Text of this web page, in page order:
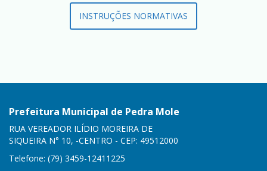
INSTRUÇÕES NORMATIVAS
Prefeitura Municipal de Pedra Mole
RUA VEREADOR ILÍDIO MOREIRA DE
SIQUEIRA N° 10, -CENTRO - CEP: 49512000
Telefone: (79) 3459-12411225